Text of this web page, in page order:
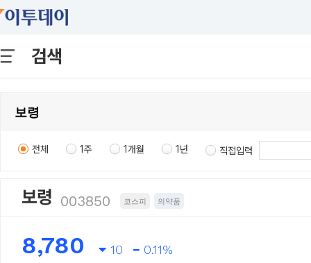
검색
전체 1주 1개월 1년 직접입력
보령 003850 코스피 의약품
8,780 10 0.11%